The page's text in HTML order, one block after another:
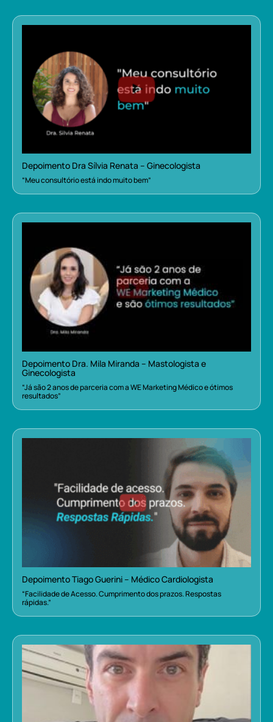
Depoimento Dra Sílvia Renata – Ginecologista
“Meu consultório está indo muito bem”
Depoimento Dra. Mila Miranda – Mastologista e
Ginecologista
“Já são 2 anos de parceria com a WE Marketing Médico e ótimos
resultados”
Depoimento Tiago Guerini – Médico Cardiologista
“Facilidade de Acesso. Cumprimento dos prazos. Respostas
rápidas.”